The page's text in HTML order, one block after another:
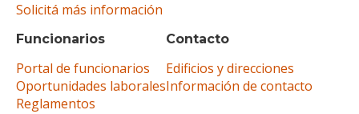
Solicitá más información
Funcionarios
Portal de funcionarios
Oportunidades laborales
Reglamentos
Contacto
Edificios y direcciones
Información de contacto